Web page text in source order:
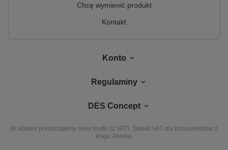
Chcę wymienić produkt
Kontakt
Konto
Regulaminy
DES Concept
W sklepie prezentujemy ceny brutto (z VAT). Stawki VAT dla konsumentów z
kraju: Polska.